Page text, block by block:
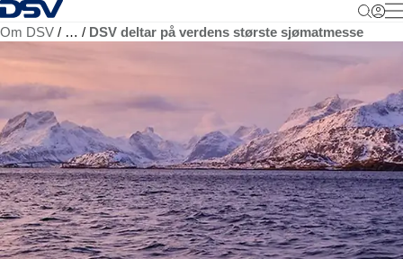
Tilbake til hjemmesiden
Om DSV … DSV deltar på verdens største sjømatmesse